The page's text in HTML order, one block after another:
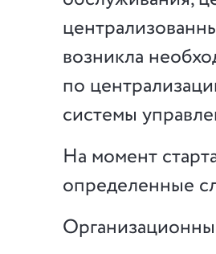
возникла
по
системы
На момент
определенные